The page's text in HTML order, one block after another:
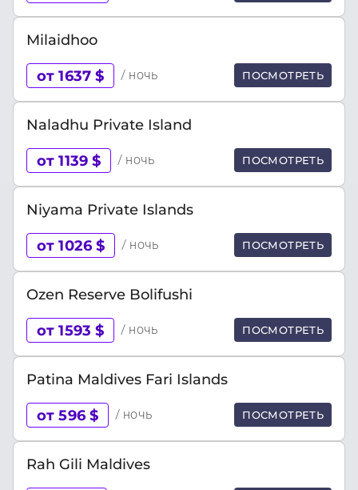
Milaidhoo
от 1637 $ / ночь ПОСМОТРЕТЬ
Naladhu Private Island
от 1139 $ / ночь ПОСМОТРЕТЬ
Niyama Private Islands
от 1026 $ / ночь ПОСМОТРЕТЬ
Ozen Reserve Bolifushi
от 1593 $ / ночь ПОСМОТРЕТЬ
Patina Maldives Fari Islands
от 596 $ / ночь ПОСМОТРЕТЬ
Rah Gili Maldives